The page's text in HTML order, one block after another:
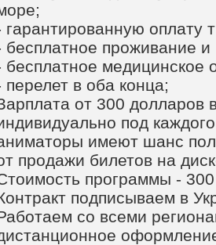
гарантированную оплату
бесплатное проживание и
бесплатное медицинское
перелет в оба конца;
от 300 долларов
под
имеют шанс
продажи билетов на
программы -
подписываем в
со всеми